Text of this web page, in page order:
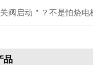
阀启动＂？不是怕烧电
品